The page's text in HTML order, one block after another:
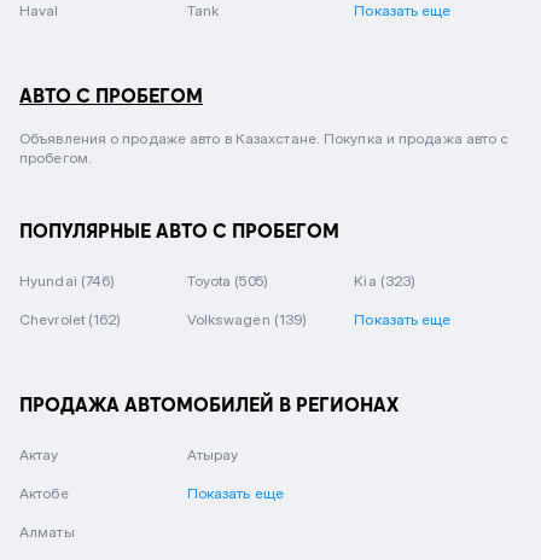
Haval Tank Показать еще
АВТО С ПРОБЕГОМ
Объявления о продаже авто в Казахстане. Покупка и продажа авто с
пробегом.
ПОПУЛЯРНЫЕ АВТО С ПРОБЕГОМ
Hyundai (746) Toyota (505) Kia (323)
Chevrolet (162) Volkswagen (139) Показать еще
ПРОДАЖА АВТОМОБИЛЕЙ В РЕГИОНАХ
Актау
Актобе
Алматы
Атырау
Показать еще